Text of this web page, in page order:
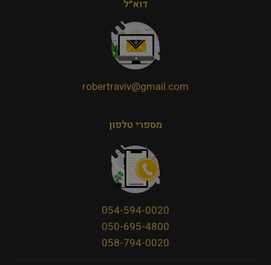
דוא״ל
robertraviv@gmail.com
מספרי טלפון
054-594-0020
050-695-4800
058-794-0020